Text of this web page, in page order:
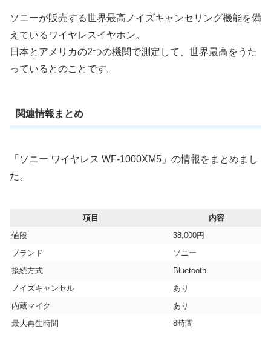
ソニーが販売する世界最高ノイズキャンセリング機能を備
えているワイヤレスイヤホン。
日本とアメリカの2つの機関で測定して、世界最高をうた
っているとのことです。
関連情報まとめ
「ソニー ワイヤレス WF-1000XM5」の情報をまとめまし
た。
項目
内容
値段
38,000円
ブランド
ソニー
接続方式
Bluetooth
ノイズキャンセル
あり
内蔵マイク
あり
最大再生時間
8時間